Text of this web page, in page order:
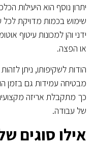
יתרון נוסף הוא היעילות
שימוש בכמות מדויקת לכל
ידני והן למכונות עיטוף
או הפצה.
הודות לשקיפותו, ניתן
מבטיחה עמידות גם בזמן
כך מתקבלת אריזה
של עבודה.
אילו סוגים